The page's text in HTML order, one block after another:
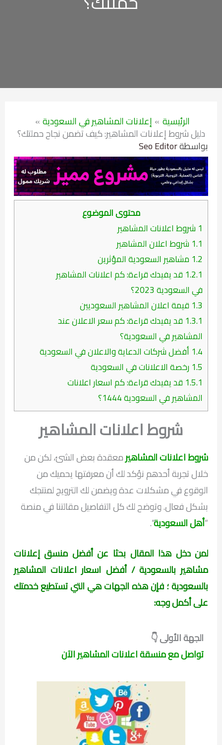
الرئيسية إعلانات المشاهير في السعودية
دليل شروط إعلانات المشاهير: كيف تضمن نجاح حملتك؟
بواسطةSeo Editor
محتوى الموضوع
1 شروط اعلانات المشاهير
1.1 شروط اعلان المشاهير
1.2 مشاهير السعودية المؤثرين
1.2.1 قد يفيدك قراءة: كم اعلانات المشاهير
في السعودية 2023؟
1.3 قيمة اعلان المشاهير السعوديين
1.3.1 قد يفيدك قراءة: كم سعر الاعلان عند
المشاهير في السعودية؟
1.4أفضل شركات الدعاية والاعلان في السعودية
1.5 رخصة الاعلانات في السعودية
1.5.1 قد يفيدك قراءة: كم اسعار اعلانات
المشاهير في السعودية 1444؟
شروط اعلانات المشاهير
شروط اعلانات المشاهيرمعقدة بعض الشئ، لكن من
خلال تجربة أحدهم نؤكد لك أن معرفتها يحميك من
الوقوع في مشكلات عدة ويضمن لك الترويج لمنتجك
بشكل فعال. وتوضح لك كل التفاصيل مقالتنا في منصة
“أهل السعودية“.
لمن دخل هذا المقال بحثا عن أفضل منسق إعلانات
مشاهير بالسعودية / أفضل اسعار اعلانات المشاهير
بالسعودية؛ فإن هذه الجهات هي التي تستطيع خدمتك
على أكمل وجه:
الجهة الأولى 👇
تواصل مع منسقة اعلانات المشاهير الآن